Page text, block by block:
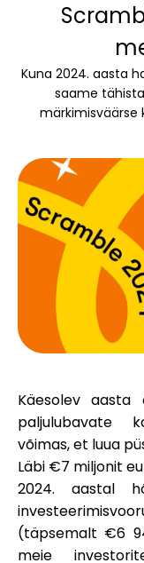
Võta
Kuna 2024. aasta
saame
märkimisväärse
Käesolev
paljulubavate
võimas, et luua
Läbi €7 miljonit
2024. aastal
(täpsemalt €6
meie